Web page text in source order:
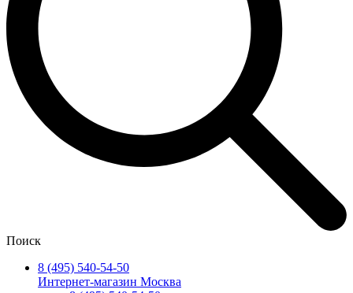
Поиск
8 (495) 540-54-50
Интернет-магазин Москва